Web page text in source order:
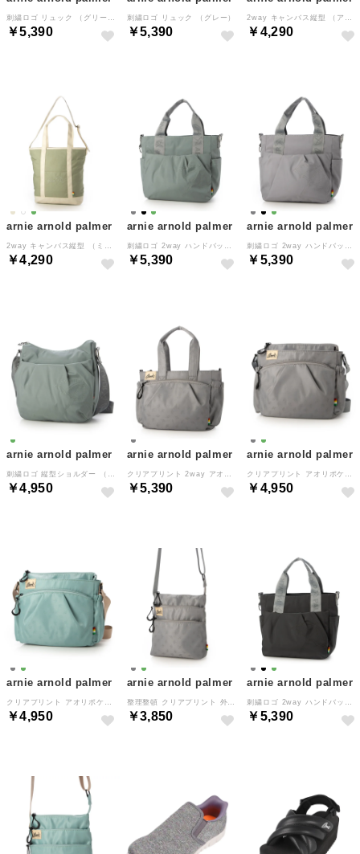
￥5,390
刺繍ロゴ リュック （グレー）
￥5,390 ￥4,290
arnie arnold palmer
￥4,290
arnie arnold palmer
￥5,390
arnie arnold palmer
￥5,390
arnie arnold palmer
￥4,950
arnie arnold palmer
￥5,390
arnie arnold palmer
￥4,950
arnie arnold palmer
￥4,950
arnie arnold palmer
￥3,850
arnie arnold palmer
￥5,390